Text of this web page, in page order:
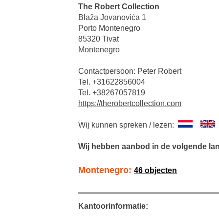
The Robert Collection
Blaža Jovanovića 1
Porto Montenegro
85320 Tivat
Montenegro
Contactpersoon: Peter Robert
Tel. +31622856004
Tel. +38267057819
https://therobertcollection.com
Wij kunnen spreken / lezen:
Wij hebben aanbod in de volgende
Montenegro: 46 objecten
Kantoorinformatie: